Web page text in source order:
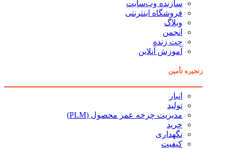
سازنده وب‌سایت
فروشگاه اینترنتی
وبلاگ
انجمن
چت زنده
آموزش آنلاین
زنجیره تأمین
انبار
تولید
مدیریت چرخه عمر محصول (PLM)
خرید
نگهداری
کیفیت